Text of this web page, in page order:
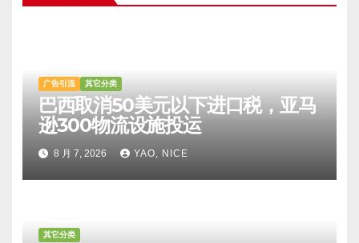
广告引流 其它分类
巴西取消50美元以下进口税，亚马
逊300物流设施投运
8 月 7, 2026 YAO, NICE
其它分类